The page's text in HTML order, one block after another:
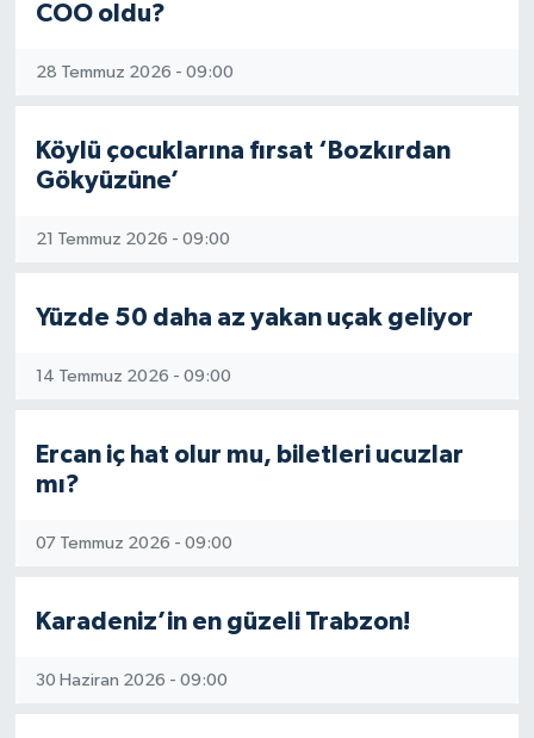
COO oldu?
28 Temmuz 2026 - 09:00
Köylü çocuklarına fırsat ‘Bozkırdan
Gökyüzüne’
21 Temmuz 2026 - 09:00
Yüzde 50 daha az yakan uçak geliyor
14 Temmuz 2026 - 09:00
Ercan iç hat olur mu, biletleri ucuzlar
mı?
07 Temmuz 2026 - 09:00
Karadeniz’in en güzeli Trabzon!
30 Haziran 2026 - 09:00